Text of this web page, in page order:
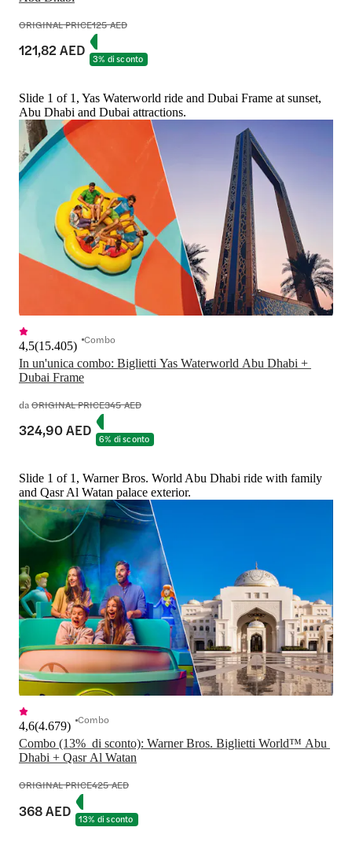
ORIGINAL PRICE125 AED
121,82 AED 3% di sconto
Slide 1 of 1, Yas Waterworld ride and Dubai Frame at sunset,
Abu Dhabi and Dubai attractions.
In un'unica combo: Biglietti Yas Waterworld Abu Dhabi +
Dubai Frame
4,5(15.405) Combo
daORIGINAL PRICE345 AED
324,90 AED 6% di sconto
Slide 1 of 1, Warner Bros. World Abu Dhabi ride with family
and Qasr Al Watan palace exterior.
Combo (13%  di sconto): Warner Bros. Biglietti World™ Abu
Dhabi + Qasr Al Watan
4,6(4.679) Combo
ORIGINAL PRICE425 AED
368 AED 13% di sconto